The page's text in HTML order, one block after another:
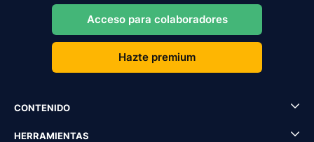
Acceso para colaboradores
Hazte premium
CONTENIDO
HERRAMIENTAS